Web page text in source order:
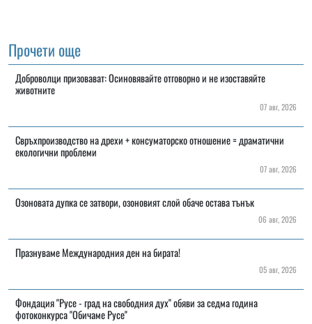
Прочети още
Доброволци призовават: Осиновявайте отговорно и не изоставяйте
животните
07 авг, 2026
Свръхпроизводство на дрехи + консуматорско отношение = драматични
екологични проблеми
07 авг, 2026
Озоновата дупка се затвори, озоновият слой обаче остава тънък
06 авг, 2026
Празнуваме Международния ден на бирата!
05 авг, 2026
Фондация "Русе - град на свободния дух" обяви за седма година
фотоконкурса "Обичаме Русе"